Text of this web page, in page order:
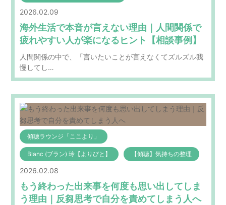
2026.02.09
海外生活で本音が言えない理由｜人間関係で
疲れやすい人が楽になるヒント【相談事例】
人間関係の中で、「言いたいことが言えなくてズルズル我
慢してし…
傾聴ラウンジ「ここより」
Blanc (ブラン) 玲【よりびと】 【傾聴】気持ちの整理
2026.02.08
もう終わった出来事を何度も思い出してしま
う理由｜反芻思考で自分を責めてしまう人へ